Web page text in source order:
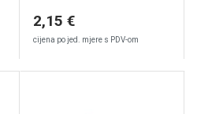
2,15 €
cijena po jed. mjere s PDV-om